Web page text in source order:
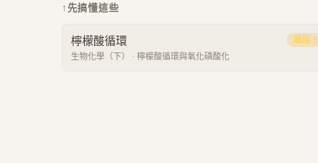
↑ 先搞懂這些
檸檬酸循環
生物化學（下） · 檸檬酸循環與氧化磷酸化
難度 3